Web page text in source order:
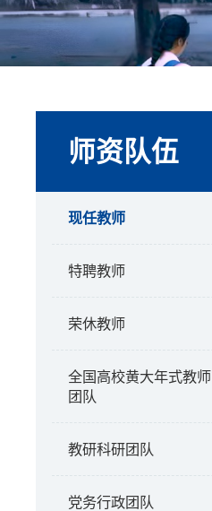
师资队伍
现任教师
特聘教师
荣休教师
全国高校黄大年式教师
团队
教研科研团队
党务行政团队